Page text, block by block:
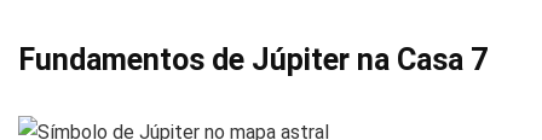
Fundamentos de Júpiter na Casa 7